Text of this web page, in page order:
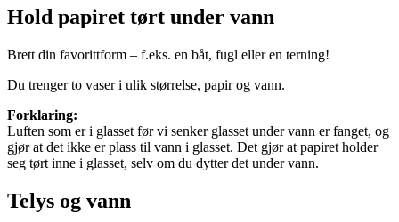
Hold papiret tørt under vann
Brett din favorittform – f.eks. en båt, fugl eller en terning!
Du trenger to vaser i ulik størrelse, papir og vann.
Forklaring:
Luften som er i glasset før vi senker glasset under vann er fanget, og
gjør at det ikke er plass til vann i glasset. Det gjør at papiret holder
seg tørt inne i glasset, selv om du dytter det under vann.
Telys og vann